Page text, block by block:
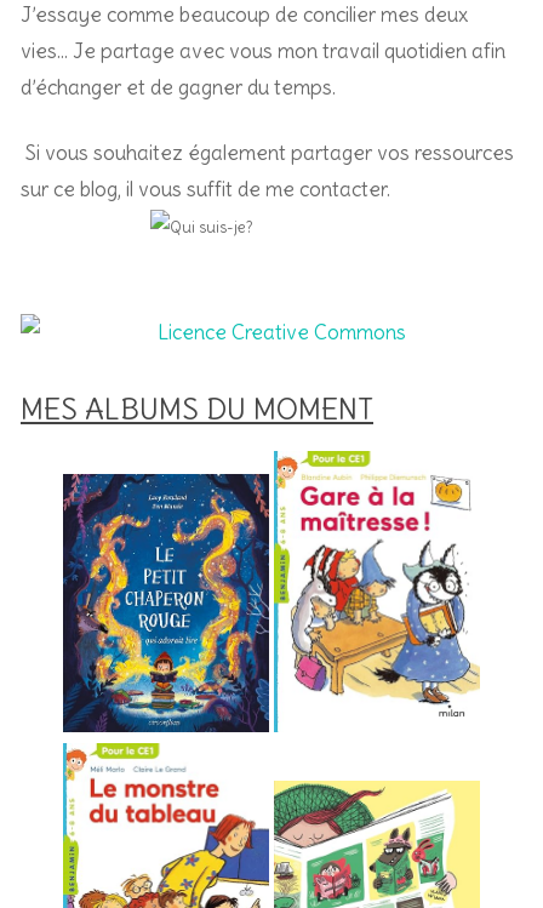
J’essaye comme beaucoup de concilier mes deux
vies… Je partage avec vous mon travail quotidien afin
d’échanger et de gagner du temps.
Si vous souhaitez également partager vos ressources
sur ce blog, il vous suffit de me contacter.
MES ALBUMS DU MOMENT